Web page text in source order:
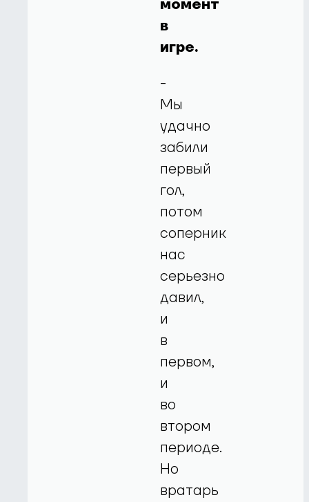
момент
в
игре.
-
Мы
удачно
забили
первый
гол,
потом
соперник
нас
серьезно
давил,
и
в
первом,
и
во
втором
периоде.
Но
вратарь